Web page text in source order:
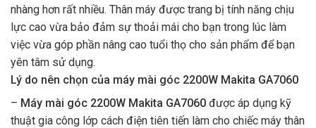
nhàng hơn rất nhiều. Thân máy được trang bị tính năng chịu
lực cao vừa bảo đảm sự thoải mái cho bạn trong lúc làm
việc vừa góp phần nâng cao tuổi thọ cho sản phẩm để bạn
yên tâm sử dụng.
Lý do nên chọn của máy mài góc 2200W Makita GA7060
– Máy mài góc 2200W Makita GA7060 được áp dụng kỹ
thuật gia công lớp cách điện tiên tiến làm cho chiếc máy thân